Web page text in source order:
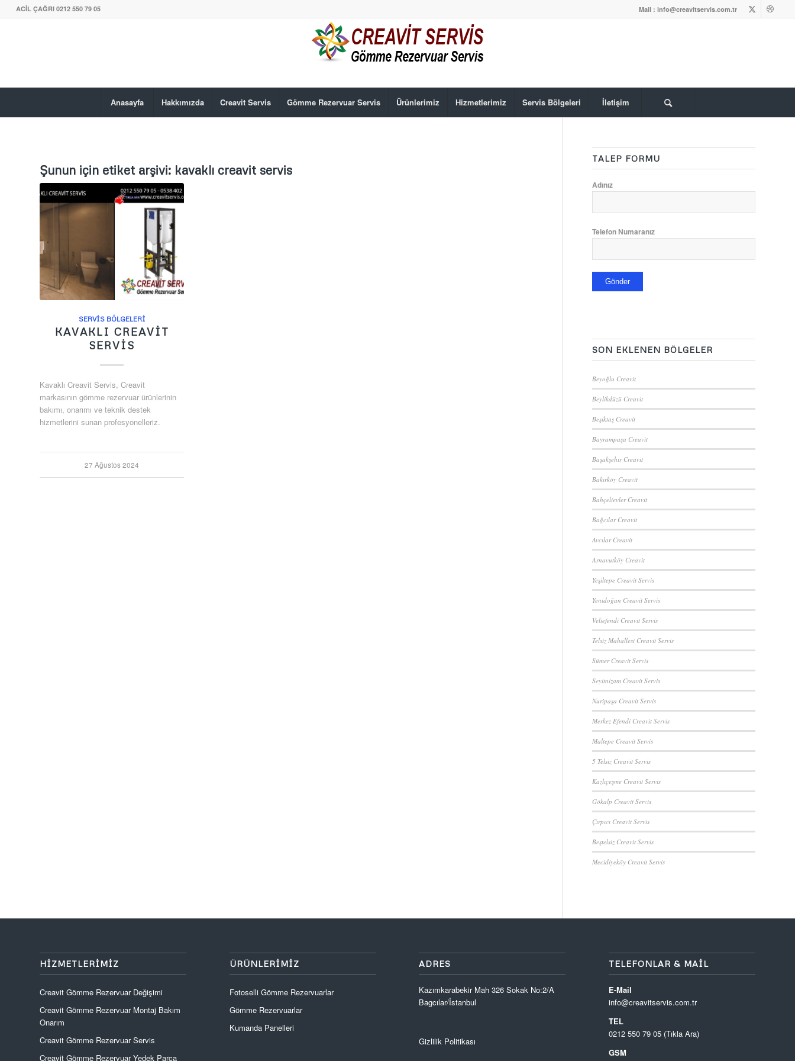
Mail : info@creavitservis.com.tr
ACİL ÇAĞRI 0212 550 79 05
Anasayfa Hakkımızda Creavit Servis Gömme Rezervuar Servis Ürünlerimiz Hizmetlerimiz Servis Bölgeleri İletişim
Şunun için etiket arşivi: kavaklı creavit servis
SERVIS BÖLGELERI
KAVAKLI CREAVIT
SERVIS
Kavaklı Creavit Servis, Creavit
markasının gömme rezervuar ürünlerinin
bakımı, onarımı ve teknik destek
hizmetlerini sunan profesyonelleriz.
27 Ağustos 2024
TALEP FORMU
Adınız
Telefon Numaranız
SON EKLENEN BÖLGELER
Beyoğlu Creavit
Beylikdüzü Creavit
Beşiktaş Creavit
Bayrampaşa Creavit
Başakşehir Creavit
Bakırköy Creavit
Bahçelievler Creavit
Bağcılar Creavit
Avcılar Creavit
Arnavutköy Creavit
Yeşiltepe Creavit Servis
Yenidoğan Creavit Servis
Veliefendi Creavit Servis
Telsiz Mahallesi Creavit Servis
Sümer Creavit Servis
Seyitnizam Creavit Servis
Nuripaşa Creavit Servis
Merkez Efendi Creavit Servis
Maltepe Creavit Servis
5 Telsiz Creavit Servis
Kazlıçeşme Creavit Servis
Gökalp Creavit Servis
Çırpıcı Creavit Servis
Beştelsiz Creavit Servis
Mecidiyeköy Creavit Servis
HIZMETLERIMIZ
Creavit Gömme Rezervuar Değişimi
Creavit Gömme Rezervuar Montaj Bakım
Onarım
Creavit Gömme Rezervuar Servis
Creavit Gömme Rezervuar Yedek Parça
ÜRÜNLERIMIZ
Fotoselli Gömme Rezervuarlar
Gömme Rezervuarlar
Kumanda Panelleri
ADRES
Kazımkarabekir Mah 326 Sokak No:2/A
Bagcılar/İstanbul
Gizlilik Politikası
TELEFONLAR & MAIL
E-Mail
info@creavitservis.com.tr
TEL
0212 550 79 05 (Tıkla Ara)
GSM